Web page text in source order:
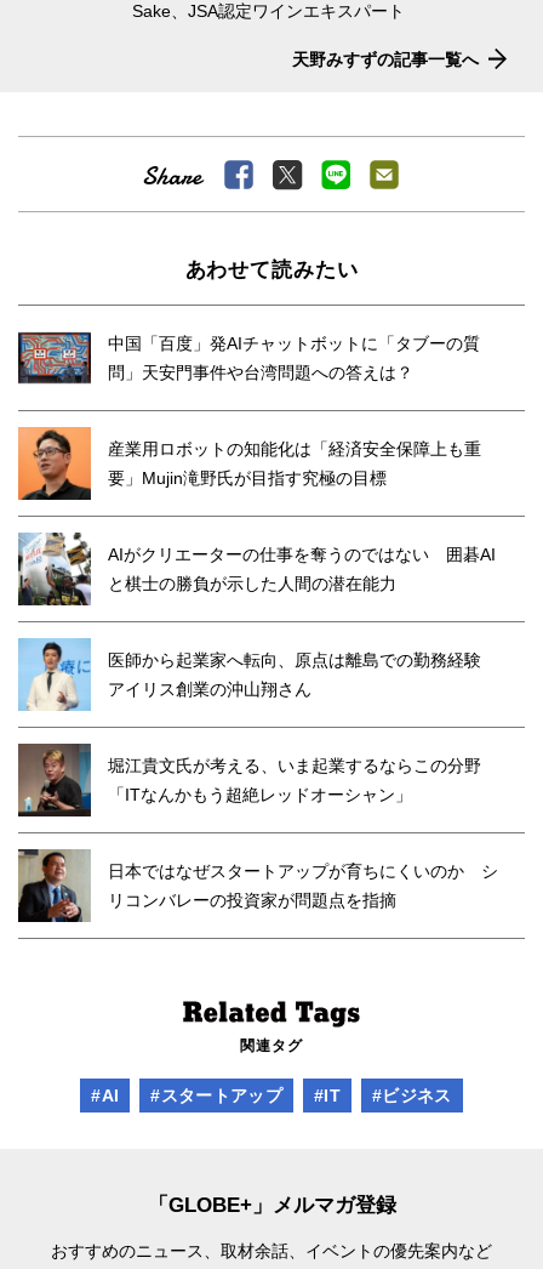
Sake、JSA認定ワインエキスパート
天野みすずの記事一覧へ
あわせて読みたい
中国「百度」発AIチャットボットに「タブーの質
問」天安門事件や台湾問題への答えは？
産業用ロボットの知能化は「経済安全保障上も重
要」Mujin滝野氏が目指す究極の目標
AIがクリエーターの仕事を奪うのではない 囲碁AI
と棋士の勝負が示した人間の潜在能力
医師から起業家へ転向、原点は離島での勤務経験
アイリス創業の沖山翔さん
堀江貴文氏が考える、いま起業するならこの分野
「ITなんかもう超絶レッドオーシャン」
日本ではなぜスタートアップが育ちにくいのか シ
リコンバレーの投資家が問題点を指摘
関連タグ
#AI #スタートアップ #IT #ビジネス
「GLOBE+」メルマガ登録
おすすめのニュース、取材余話、 イベントの優先案内など